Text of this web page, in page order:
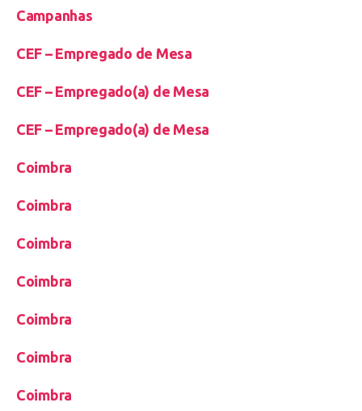
Campanhas
CEF – Empregado de Mesa
CEF – Empregado(a) de Mesa
CEF – Empregado(a) de Mesa
Coimbra
Coimbra
Coimbra
Coimbra
Coimbra
Coimbra
Coimbra